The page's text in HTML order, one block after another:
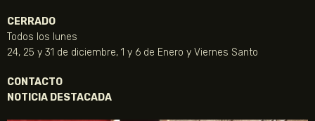
CERRADO
Todos los lunes
24, 25 y 31 de diciembre, 1 y 6 de Enero y Viernes Santo
CONTACTO
NOTICIA DESTACADA